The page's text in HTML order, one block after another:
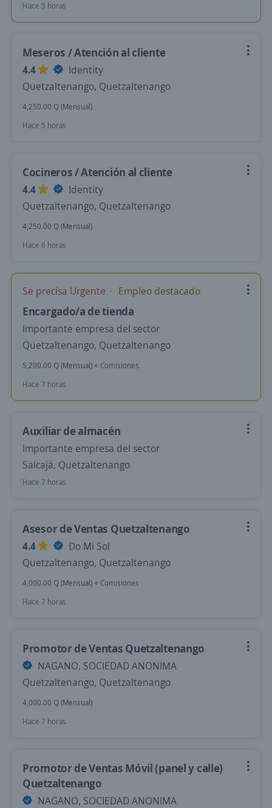
Hace 5 horas
Meseros / Atención al cliente
4.4
Identity
Quetzaltenango, Quetzaltenango
4,250.00 Q (Mensual)
Hace 5 horas
Cocineros / Atención al cliente
4.4
Identity
Quetzaltenango, Quetzaltenango
4,250.00 Q (Mensual)
Hace 6 horas
Se precisa Urgente Empleo destacado
Encargado/a de tienda
Importante empresa del sector
Quetzaltenango, Quetzaltenango
5,200.00 Q (Mensual) + Comisiones
Hace 7 horas
Auxiliar de almacén
Importante empresa del sector
Salcajá, Quetzaltenango
Hace 7 horas
Asesor de Ventas Quetzaltenango
4.4
Do Mi Sol
Quetzaltenango, Quetzaltenango
4,000.00 Q (Mensual) + Comisiones
Hace 7 horas
Promotor de Ventas Quetzaltenango
NAGANO, SOCIEDAD ANONIMA
Quetzaltenango, Quetzaltenango
4,000.00 Q (Mensual)
Hace 7 horas
Promotor de Ventas Móvil (panel y calle)
Quetzaltenango
NAGANO, SOCIEDAD ANONIMA